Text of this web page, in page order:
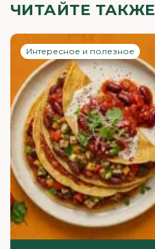
ЧИТАЙТЕ ТАКЖЕ
Интересное и полезное